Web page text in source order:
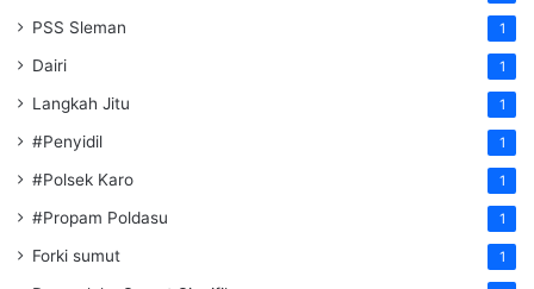
PSS Sleman 1
Dairi 1
Langkah Jitu 1
#Penyidil 1
#Polsek Karo 1
#Propam Poldasu 1
Forki sumut 1